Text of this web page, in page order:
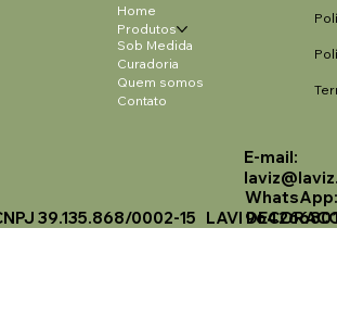
🗓️ Opening Hours:
Laviz Home Decor
Home
Produtos
Sob Medida
Curadoria
Quem somos
Contato
E-mail:
39.135.868/0002-15 LAVI